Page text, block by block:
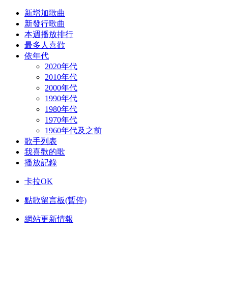
新增加歌曲
新發行歌曲
本週播放排行
最多人喜歡
依年代
2020年代
2010年代
2000年代
1990年代
1980年代
1970年代
1960年代及之前
歌手列表
我喜歡的歌
播放記錄
卡拉OK
點歌留言板(暫停)
網站更新情報